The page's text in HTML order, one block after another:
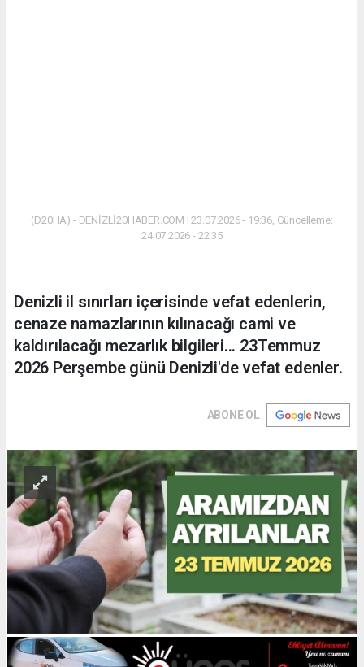
(D20HA) - DENİZLİ20HABER.COM | 23.07.2026 - 19:36, Güncelleme:
24.07.2026 - 22:35
Denizli il sınırları içerisinde vefat edenlerin,
cenaze namazlarının kılınacağı cami ve
kaldırılacağı mezarlık bilgileri... 23Temmuz
2026 Perşembe günü Denizli'de vefat edenler.
ABONE OL